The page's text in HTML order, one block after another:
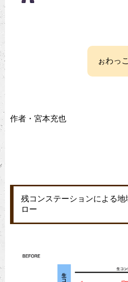
ぉわっ
作者・宮本充也
残コンステーションによる
ロー